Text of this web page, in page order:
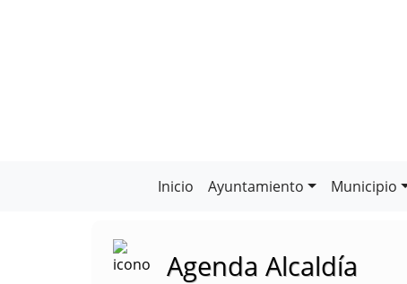
Inicio Ayuntamiento Municipio
Agenda Alcaldía